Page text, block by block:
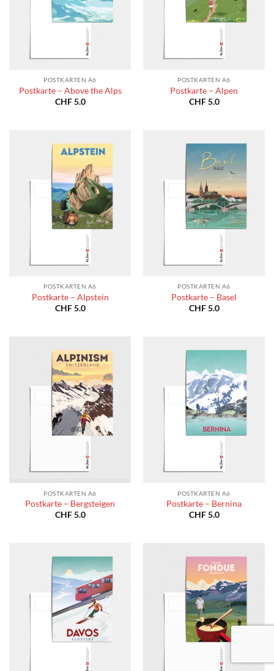
POSTKARTEN A6
Postkarte – Above the Alps
CHF5.0
POSTKARTEN A6
Postkarte – Alpen
CHF5.0
POSTKARTEN A6
Postkarte – Alpstein
CHF5.0
POSTKARTEN A6
Postkarte – Basel
CHF5.0
POSTKARTEN A6
Postkarte – Bergsteigen
CHF5.0
POSTKARTEN A6
Postkarte – Bernina
CHF5.0